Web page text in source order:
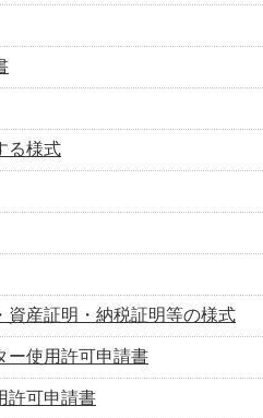
る様式
資産証明・納税証明等の様式
ー使用許可申請書
許可申請書